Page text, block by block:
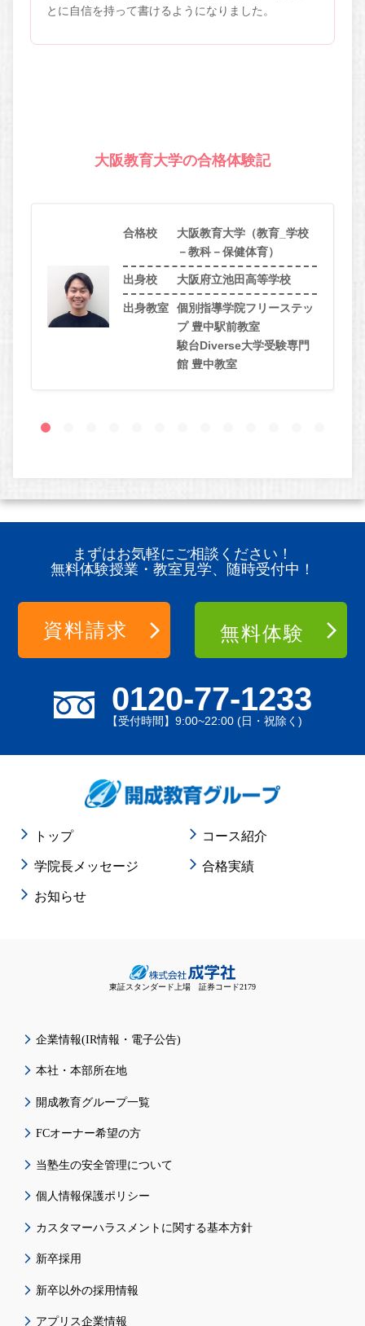
とに自信を持って書けるようになりました。
大阪教育大学の合格体験記
合格校
大阪教育大学（教育_学校
－教科－保健体育）
出身校 大阪府立池田高等学校
出身教室
個別指導学院フリーステッ
プ 豊中駅前教室
駿台Diverse大学受験専門
館 豊中教室
まずはお気軽にご相談ください！
無料体験授業・教室見学、随時受付中！
0120-77-1233
【受付時間】9:00~22:00 (日・祝除く)
資料請求 無料体験
トップ コース紹介
学院長メッセージ 合格実績
お知らせ
東証スタンダード上場 証券コード2179
企業情報(IR情報・電子公告)
本社・本部所在地
開成教育グループ一覧
FCオーナー希望の方
当塾生の安全管理について
個人情報保護ポリシー
カスタマーハラスメントに関する基本方針
新卒採用
新卒以外の採用情報
アプリス企業情報